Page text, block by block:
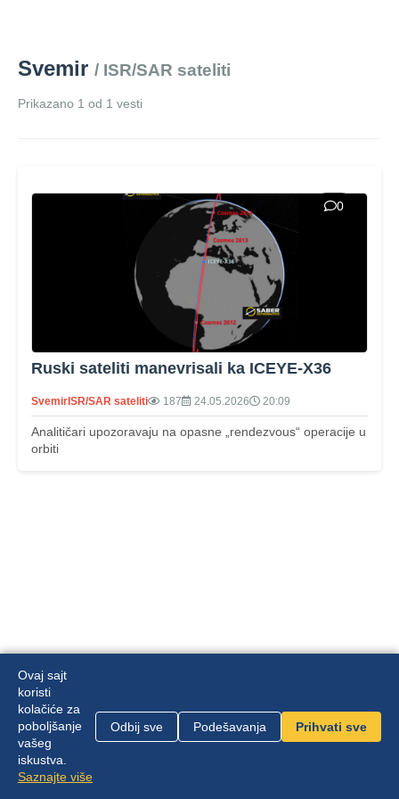
Svemir / ISR/SAR sateliti
Prikazano 1 od 1 vesti
0
Ruski sateliti manevrisali ka ICEYE-X36
Svemir ISR/SAR sateliti 187 24.05.2026 20:09
Analitičari upozoravaju na opasne „rendezvous“ operacije u
orbiti
Mapa sajta | Politika privatnosti
Ovaj sajt
koristi
kolačiće za
poboljšanje
vašeg
iskustva.
Saznajte više
Odbij sve Podešavanja Prihvati sve